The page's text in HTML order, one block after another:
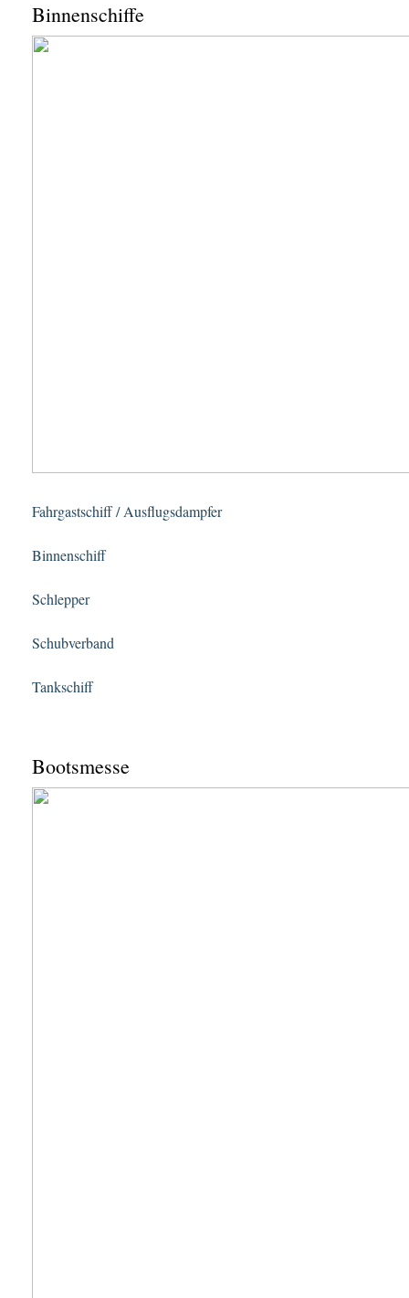
Binnenschiffe
Fahrgastschiff / Ausflugsdampfer
Binnenschiff
Schlepper
Schubverband
Tankschiff
Bootsmesse